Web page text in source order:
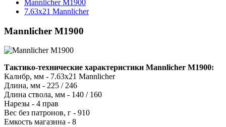
Mannlicher M1900
7.63x21 Mannlicher
Mannlicher M1900
Тактико-технические характеристики Mannlicher M1900:
Калибр, мм - 7.63x21 Mannlicher
Длина, мм - 225 / 246
Длина ствола, мм - 140 / 160
Нарезы - 4 прав
Вес без патронов, г - 910
Емкость магазина - 8